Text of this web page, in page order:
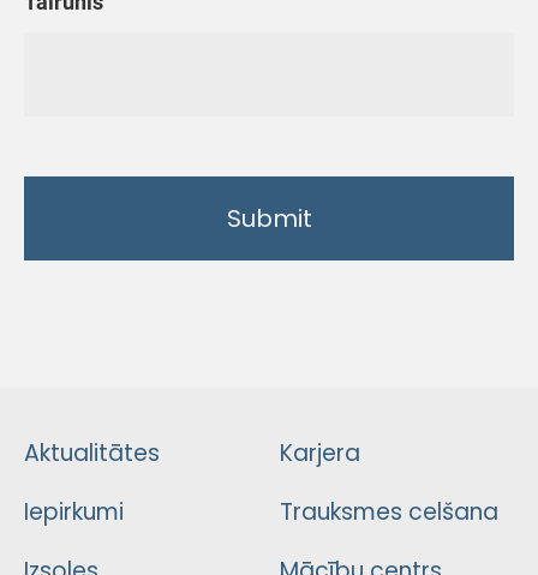
Aktualitātes
Iepirkumi
Karjera
Trauksmes celšana